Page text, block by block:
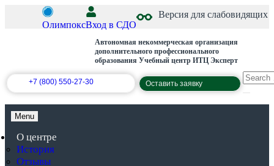
ОлимпоксВход в СДО
Версия для слабовидящих
Автономная некоммерческая организация
дополнительного профессионального
образования Учебный центр ИТЦ Эксперт
+7 (800) 550-27-30 Оставить заявку
Menu
О центре
История
Отзывы